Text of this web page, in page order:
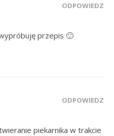
ODPOWIEDZ
przepis 🙂
ODPOWIEDZ
piekarnika w trakcie